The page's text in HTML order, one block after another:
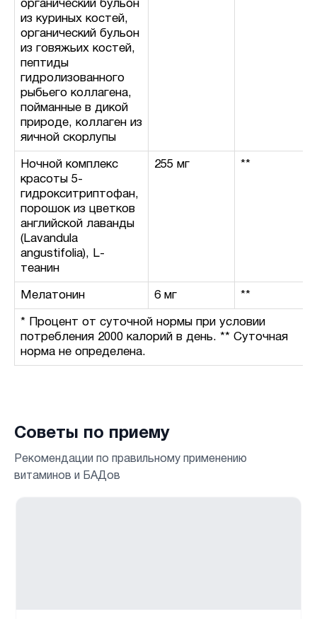
органический бульон
из куриных костей,
органический бульон
из говяжьих костей,
пептиды
гидролизованного
рыбьего коллагена,
пойманные в дикой
природе, коллаген из
яичной скорлупы
Ночной комплекс
красоты 5-
гидрокситриптофан,
порошок из цветков
английской лаванды
(Lavandula
angustifolia), L-
теанин
255 мг **
Мелатонин 6 мг **
* Процент от суточной нормы при условии
потребления 2000 калорий в день. ** Суточная
норма не определена.
Советы по приему
Рекомендации по правильному применению
витаминов и БАДов